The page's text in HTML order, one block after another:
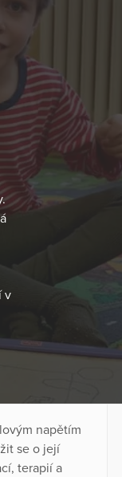
v
napětím
se o její
terapií a